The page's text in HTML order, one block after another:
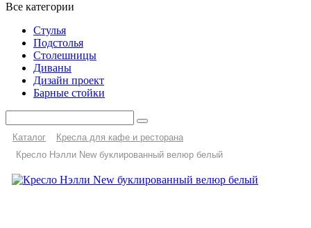
Все категории
Стулья
Подстолья
Столешницы
Диваны
Дизайн проект
Барные стойки
Каталог
Кресла для кафе и ресторана
Кресло Нэлли New буклированный велюр белый